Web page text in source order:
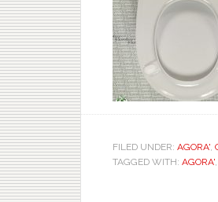
FILED UNDER:AGORA',
TAGGED WITH:AGORA',